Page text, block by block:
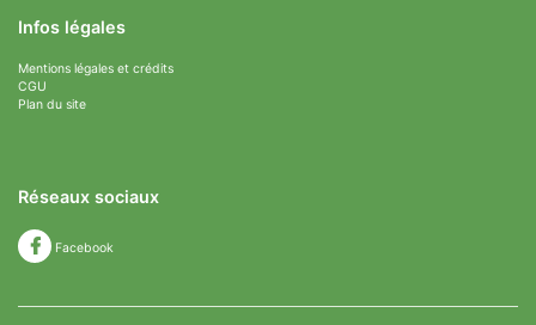
Infos légales
Mentions légales et crédits
CGU
Plan du site
Réseaux sociaux
Facebook